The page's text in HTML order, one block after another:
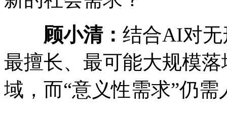
顾小清： 结合AI对
最擅长、最可能大规模
域，而“意义性需求”仍需